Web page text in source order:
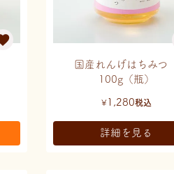
国産れんげはちみつ
100g（瓶）
¥1,280税込
詳細を見る